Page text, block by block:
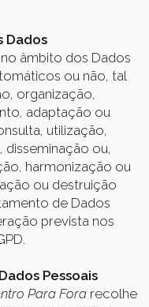
Dados
âmbito dos Dados
ou não, tal
organização,
adaptação ou
utilização,
disseminação ou,
harmonização ou
ou destruição
de Dados
prevista nos
Pessoais
Para Forarecolhe